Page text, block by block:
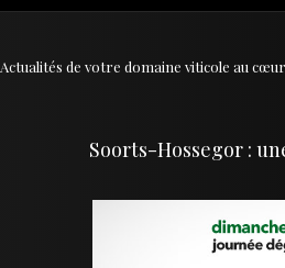
Actualités de votre domaine viticole au
Soorts-Hossegor :